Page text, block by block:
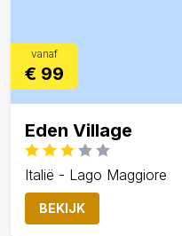
vanaf
€ 99
Eden Village
Italië - Lago Maggiore
BEKIJK